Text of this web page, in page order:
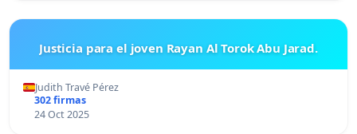
Justicia para el joven Rayan Al Torok Abu Jarad.
Judith Travé Pérez
302 firmas
24 Oct 2025